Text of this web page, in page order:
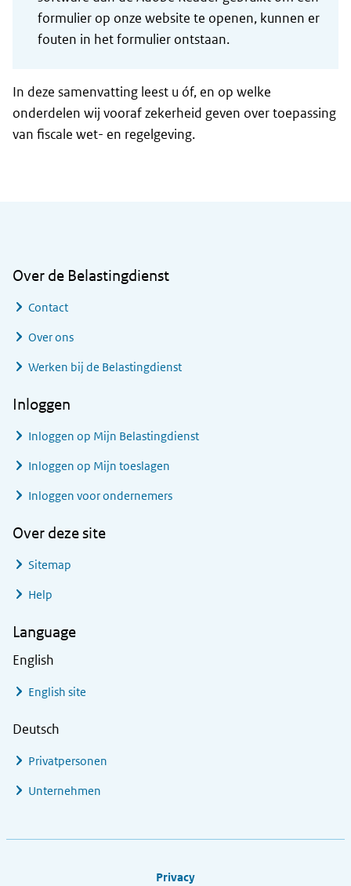
formulier op onze website te openen, kunnen er
fouten in het formulier ontstaan.
In deze samenvatting leest u óf, en op welke
onderdelen wij vooraf zekerheid geven over toepassing
van fiscale wet- en regelgeving.
Over de Belastingdienst
Contact
Over ons
Werken bij de Belastingdienst
Inloggen
Inloggen op Mijn Belastingdienst
Inloggen op Mijn toeslagen
Inloggen voor ondernemers
Over deze site
Sitemap
Help
Language
English
English site
Deutsch
Privatpersonen
Unternehmen
Privacy